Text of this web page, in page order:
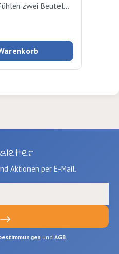
zwei Beutel
lehrreiches Spiel
20 gefüllte
Aktionen per E-Mail.
und AGB.